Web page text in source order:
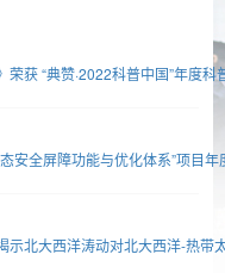
获 “典赞·2022科普中国”年度科
安全屏障功能与优化体系”项目
北大西洋涛动对北大西洋-热带